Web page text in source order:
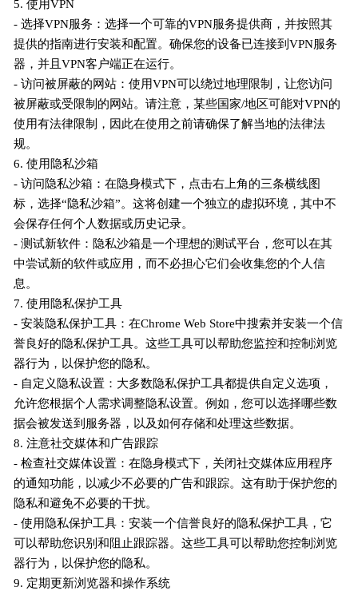
5. 使用VPN
- 选择VPN服务：选择一个可靠的VPN服务提供商，并按照其
提供的指南进行安装和配置。确保您的设备已连接到VPN服务
器，并且VPN客户端正在运行。
- 访问被屏蔽的网站：使用VPN可以绕过地理限制，让您访问
被屏蔽或受限制的网站。请注意，某些国家/地区可能对VPN的
使用有法律限制，因此在使用之前请确保了解当地的法律法
规。
6. 使用隐私沙箱
- 访问隐私沙箱：在隐身模式下，点击右上角的三条横线图
标，选择“隐私沙箱”。这将创建一个独立的虚拟环境，其中不
会保存任何个人数据或历史记录。
- 测试新软件：隐私沙箱是一个理想的测试平台，您可以在其
中尝试新的软件或应用，而不必担心它们会收集您的个人信
息。
7. 使用隐私保护工具
- 安装隐私保护工具：在Chrome Web Store中搜索并安装一个信
誉良好的隐私保护工具。这些工具可以帮助您监控和控制浏览
器行为，以保护您的隐私。
- 自定义隐私设置：大多数隐私保护工具都提供自定义选项，
允许您根据个人需求调整隐私设置。例如，您可以选择哪些数
据会被发送到服务器，以及如何存储和处理这些数据。
8. 注意社交媒体和广告跟踪
- 检查社交媒体设置：在隐身模式下，关闭社交媒体应用程序
的通知功能，以减少不必要的广告和跟踪。这有助于保护您的
隐私和避免不必要的干扰。
- 使用隐私保护工具：安装一个信誉良好的隐私保护工具，它
可以帮助您识别和阻止跟踪器。这些工具可以帮助您控制浏览
器行为，以保护您的隐私。
9. 定期更新浏览器和操作系统